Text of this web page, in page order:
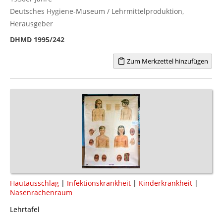
Deutsches Hygiene-Museum / Lehrmittelproduktion,
Herausgeber
DHMD 1995/242
Zum Merkzettel hinzufügen
Hautausschlag | Infektionskrankheit | Kinderkrankheit |
Nasenrachenraum
Lehrtafel